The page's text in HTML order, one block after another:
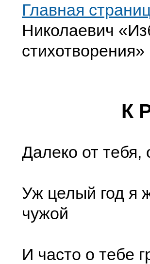
Главная
Николаевич
стихотворения»
К
Далеко от тебя,
Уж целый год я
чужой
И часто о тебе